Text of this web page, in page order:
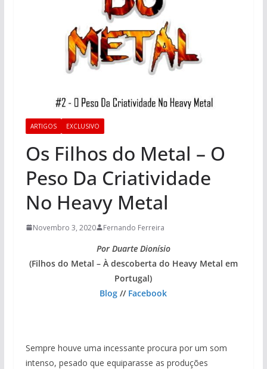
ARTIGOS EXCLUSIVO
Os Filhos do Metal – O
Peso Da Criatividade
No Heavy Metal
Novembro 3, 2020 Fernando Ferreira
Por Duarte Dionísio
(Filhos do Metal – À descoberta do Heavy Metal em
Portugal)
Blog // Facebook
Sempre houve uma incessante procura por um som
intenso, pesado que equiparasse as produções